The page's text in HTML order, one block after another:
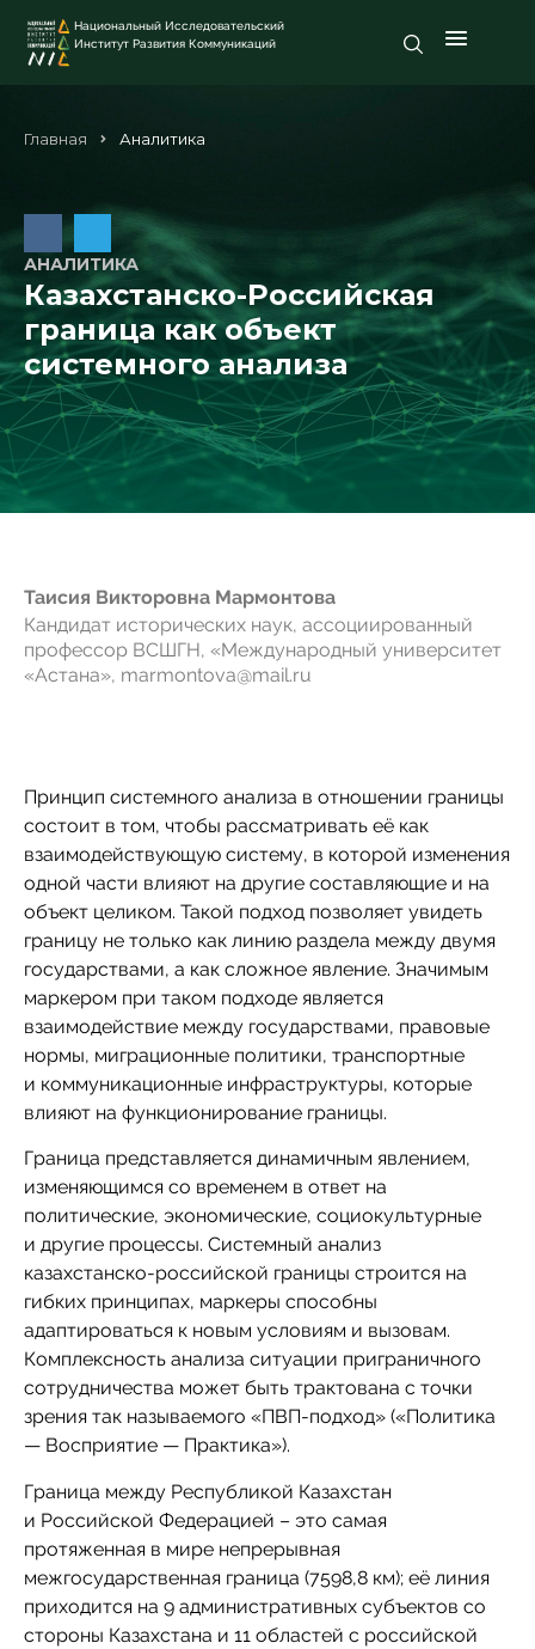
Национальный Исследовательский
Институт Развития Коммуникаций
Главная Аналитика
АНАЛИТИКА
Казахстанско-Российская
граница как объект
системного анализа
Таисия Викторовна Мармонтова
Кандидат исторических наук, ассоциированный
профессор ВСШГН, «Международный университет
«Астана», marmontova@mail.ru
Принцип системного анализа в отношении границы
состоит в том, чтобы рассматривать её как
взаимодействующую систему, в которой изменения
одной части влияют на другие составляющие и на
объект целиком. Такой подход позволяет увидеть
границу не только как линию раздела между двумя
государствами, а как сложное явление. Значимым
маркером при таком подходе является
взаимодействие между государствами, правовые
нормы, миграционные политики, транспортные
и коммуникационные инфраструктуры, которые
влияют на функционирование границы.
Граница представляется динамичным явлением,
изменяющимся со временем в ответ на
политические, экономические, социокультурные
и другие процессы. Системный анализ
казахстанско-российской границы строится на
гибких принципах, маркеры способны
адаптироваться к новым условиям и вызовам.
Комплексность анализа ситуации приграничного
сотрудничества может быть трактована с точки
зрения так называемого «ПВП-подход» («Политика
— Восприятие — Практика»).
Граница между Республикой Казахстан
и Российской Федерацией – это самая
протяженная в мире непрерывная
межгосударственная граница (7598,8 км); её линия
приходится на 9 административных субъектов со
стороны Казахстана и 11 областей с российской